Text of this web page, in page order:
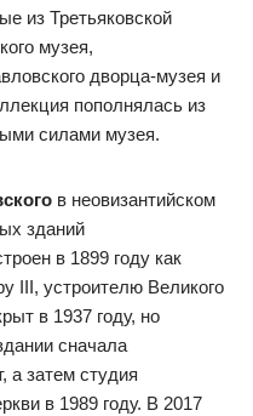
из Третьяковской
музея,
дворца-музея и
пополнялась из
силами музея.
в неовизантийском
зданий
в 1899 году как
III, устроителю Великого
в 1937 году, но
сначала
а затем студия
в 1989 году. В 2017